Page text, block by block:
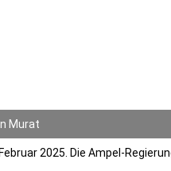
Murat
2025. Die Ampel-